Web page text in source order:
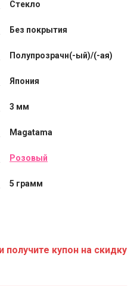
Стекло
Без покрытия
Полупрозрачн(-ый)/(-ая)
Япония
3 мм
Magatama
Розовый
5 грамм
купон на скидку